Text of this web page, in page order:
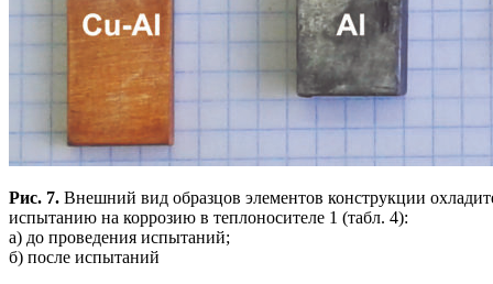
Рис. 7. Внешний вид образцов элементов конструкции
испытанию на коррозию в теплоносителе 1 (табл. 4):
а) до проведения испытаний;
б) после испытаний